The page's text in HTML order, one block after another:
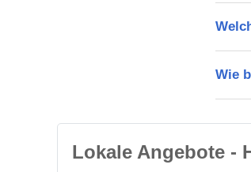
Wie
Lokale Angebote -